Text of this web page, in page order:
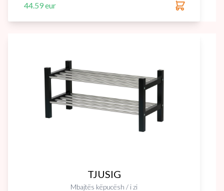
44.59 eur
TJUSIG
Mbajtës këpucësh / i zi